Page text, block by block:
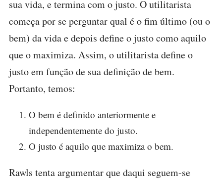
sua vida, e termina com o justo. O utilitarista
começa por se perguntar qual é o fim último (ou o
bem) da vida e depois define o justo como aquilo
que o maximiza. Assim, o utilitarista define o
justo em função de sua definição de bem.
Portanto, temos:
O bem é definido anteriormente e
independentemente do justo.
O justo é aquilo que maximiza o bem.
Rawls tenta argumentar que daqui seguem-se